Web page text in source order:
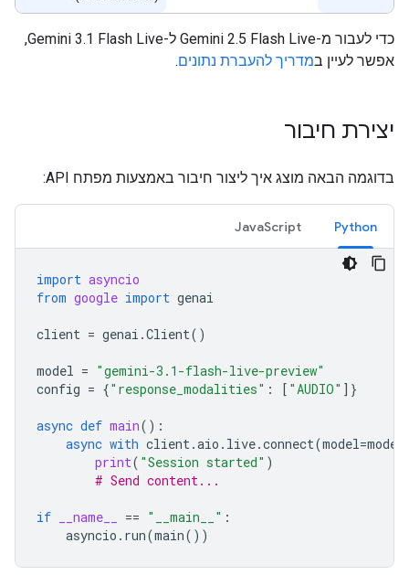
כדי לעבור מ-Gemini 2.5 Flash Live ל-Gemini 3.1 Flash Live,
אפשר לעיין במדריך להעברת נתונים.
יצירת חיבור
בדוגמה הבאה מוצג איך ליצור חיבור באמצעות מפתח API:
Python
JavaScript
import asyncio
from google import genai
client = genai .Client()
model = "gemini-3.1-flash-live-preview"
config = {"response_modalities" : [ "AUDIO" ]}
async def main():
async with client.aio . live.connect(model=model
print( "Session started" )
# Send content...
if __name__ == "__main__" :
asyncio . run(main())